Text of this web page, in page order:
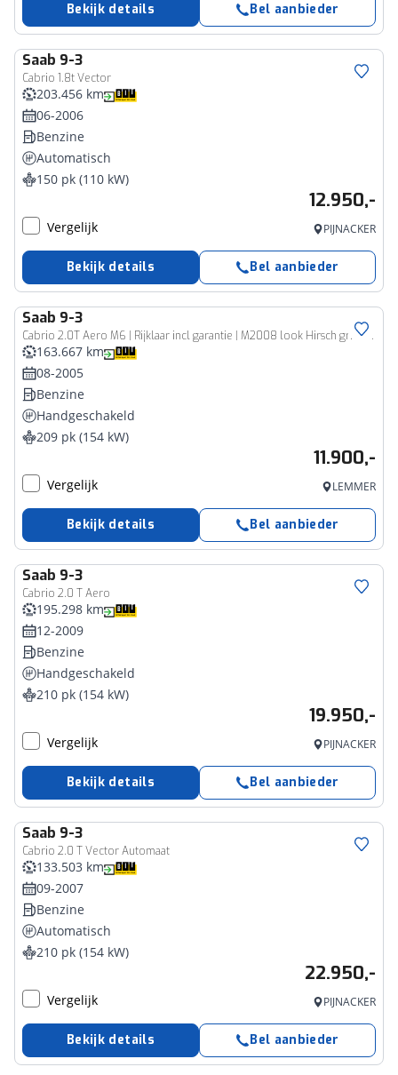
Bekijk details Bel aanbieder
Saab 9-3
Cabrio 1.8t Vector
203.456 km
06-2006
Benzine
Automatisch
150 pk (110 kW)
12.950,-
Vergelijk PIJNACKER
Bekijk details Bel aanbieder
Saab 9-3
Cabrio 2.0T Aero M6 | Rijklaar incl garantie | M2008 look Hirsch grille 18 inch lichtmetaal Spoiler
163.667 km
08-2005
Benzine
Handgeschakeld
209 pk (154 kW)
11.900,-
Vergelijk LEMMER
Bekijk details Bel aanbieder
Saab 9-3
Cabrio 2.0 T Aero
195.298 km
12-2009
Benzine
Handgeschakeld
210 pk (154 kW)
19.950,-
Vergelijk PIJNACKER
Bekijk details Bel aanbieder
Saab 9-3
Cabrio 2.0 T Vector Automaat
133.503 km
09-2007
Benzine
Automatisch
210 pk (154 kW)
22.950,-
Vergelijk PIJNACKER
Bekijk details Bel aanbieder